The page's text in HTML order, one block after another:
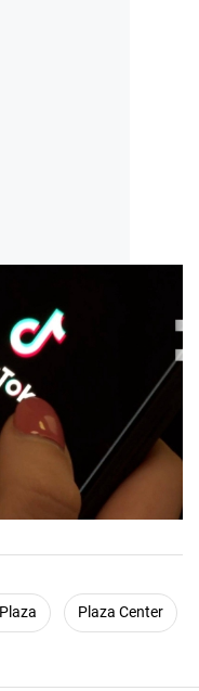
Plaza Center